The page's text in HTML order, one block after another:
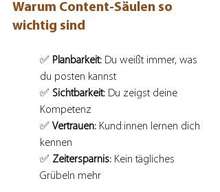
Warum Content-Säulen so
wichtig sind
✅ Planbarkeit: Du weißt immer, was
du posten kannst
✅ Sichtbarkeit: Du zeigst deine
Kompetenz
✅ Vertrauen: Kund:innen lernen dich
kennen
✅ Zeitersparnis: Kein tägliches
Grübeln mehr